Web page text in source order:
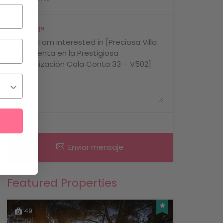
Mensaje
Enviar mensaje
Featured Properties
49